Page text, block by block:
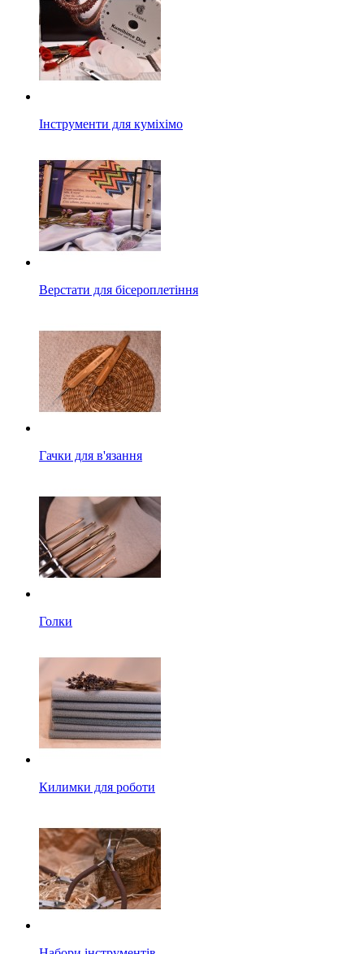
Інструменти для куміхімо
Верстати для бісероплетіння
Гачки для в'язання
Голки
Килимки для роботи